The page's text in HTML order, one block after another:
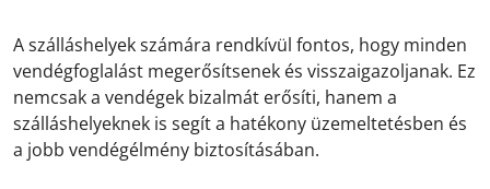
A szálláshelyek számára rendkívül fontos, hogy minden
vendégfoglalást megerősítsenek és visszaigazoljanak. Ez
nemcsak a vendégek bizalmát erősíti, hanem a
szálláshelyeknek is segít a hatékony üzemeltetésben és
a jobb vendégélmény biztosításában.